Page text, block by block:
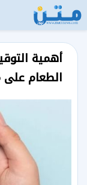
أهمية
الطعام